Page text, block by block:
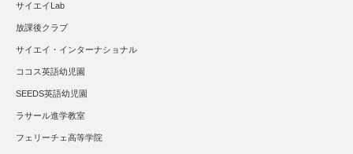
サイエイLab
放課後クラブ
サイエイ・インターナショナル
ココス英語幼児園
SEEDS英語幼児園
ラサール進学教室
フェリーチェ高等学院